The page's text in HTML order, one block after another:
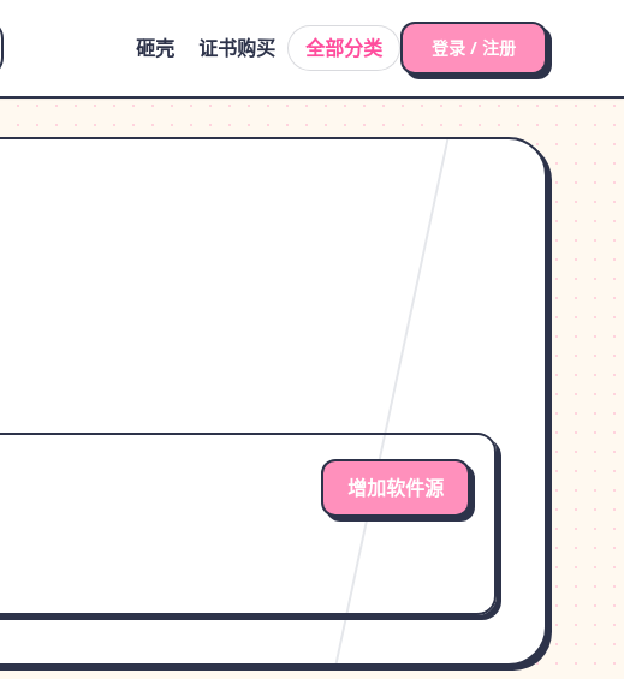
砸壳 证书购买 全部分类 登录 / 注册
增加软件源